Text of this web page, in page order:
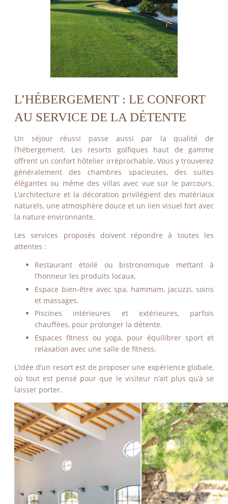
L’HÉBERGEMENT : LE CONFORT
AU SERVICE DE LA DÉTENTE
Un séjour réussi passe aussi par la qualité de
l’hébergement. Les resorts golfiques haut de gamme
offrent un confort hôtelier irréprochable. Vous y trouverez
généralement des chambres spacieuses, des suites
élégantes ou même des villas avec vue sur le parcours.
L’architecture et la décoration privilégient des matériaux
naturels, une atmosphère douce et un lien visuel fort avec
la nature environnante.
Les services proposés doivent répondre à toutes les
attentes :
Restaurant étoilé ou bistronomique mettant à
l’honneur les produits locaux.
Espace bien-être avec spa, hammam, jacuzzi, soins
et massages.
Piscines intérieures et extérieures, parfois
chauffées, pour prolonger la détente.
Espaces fitness ou yoga, pour équilibrer sport et
relaxation avec une salle de fitness.
L’idée d’un resort est de proposer une expérience globale,
où tout est pensé pour que le visiteur n’ait plus qu’à se
laisser porter.